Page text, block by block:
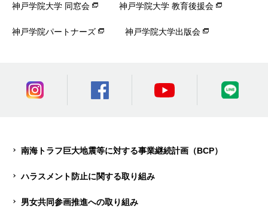
神戸学院大学 同窓会 神戸学院大学 教育後援会
神戸学院パートナーズ 神戸学院大学出版会
南海トラフ巨大地震等に対する事業継続計画（BCP）
ハラスメント防止に関する取り組み
男女共同参画推進への取り組み